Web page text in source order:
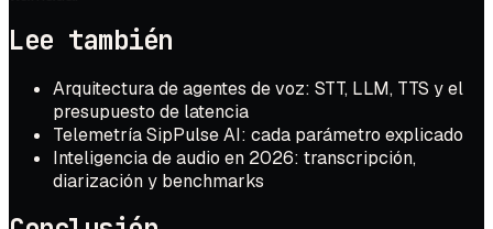
Lee también
Arquitectura de agentes de voz: STT, LLM, TTS y el
presupuesto de latencia
Telemetría SipPulse AI: cada parámetro explicado
Inteligencia de audio en 2026: transcripción,
diarización y benchmarks